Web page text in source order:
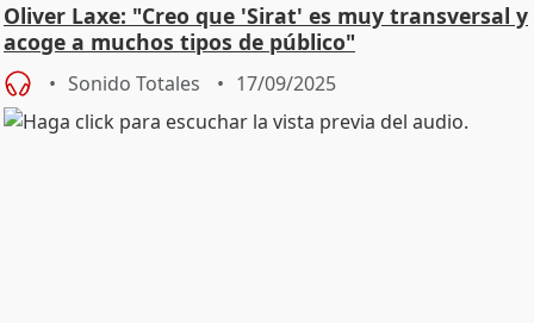
Oliver Laxe: "Creo que 'Sirat' es muy transversal y
acoge a muchos tipos de público"
Sonido Totales 17/09/2025